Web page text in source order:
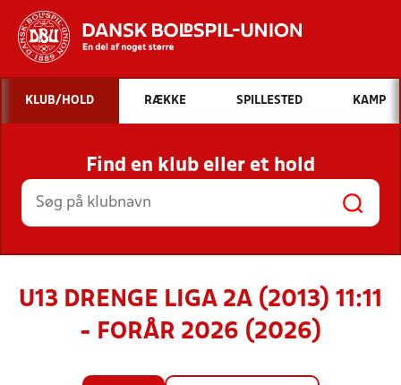
Hvad vil du søge efter?
INDHOLD OG NYHEDER
STILLINGER, RESULTATER, KLUBBER OG
HOLD
KLUB/HOLD RÆKKE SPILLESTED KAMP
Find en klub eller et hold
U13 DRENGE LIGA 2A (2013) 11:11
- FORÅR 2026 (2026)